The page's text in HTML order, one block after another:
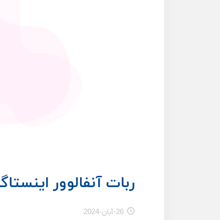
ربات آنفالوور
26-آبان-2024